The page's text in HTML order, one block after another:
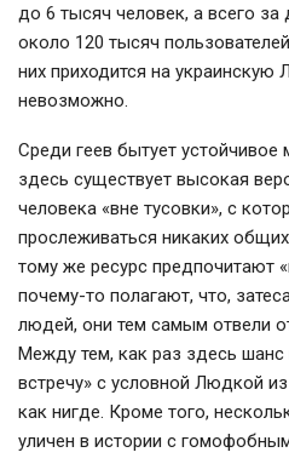
до 6 тысяч человек, а всего
около 120 тысяч
них приходится на украинскую
невозможно.
Среди геев бытует устойчивое
здесь существует высокая
человека «вне тусовки», с
прослеживаться никаких
тому же ресурс предпочитают
почему-то полагают, что,
людей, они тем самым отвели
Между тем, как раз здесь шанс
встречу» с условной Людкой
как нигде. Кроме того,
уличен в истории с